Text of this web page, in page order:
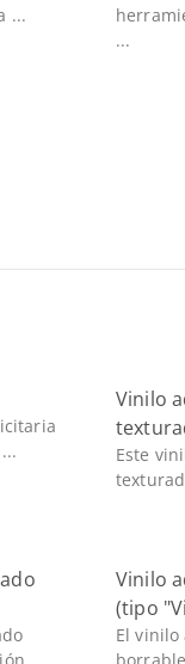
...
...
Vinilo
Este
Vinilo
(tipo
El